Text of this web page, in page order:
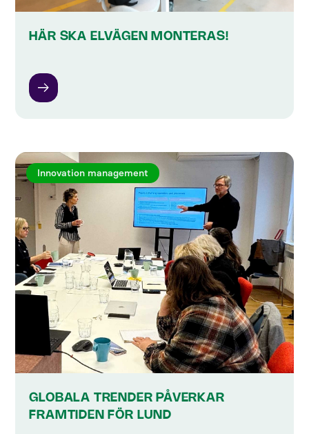
HÄR SKA ELVÄGEN MONTERAS!
Innovation management
GLOBALA TRENDER PÅVERKAR
FRAMTIDEN FÖR LUND